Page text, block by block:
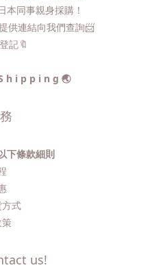
本同事親身採購！
供連結向我們查詢📨​
記🔖
h i p p i n g 🌏
下條款細則
式
us!